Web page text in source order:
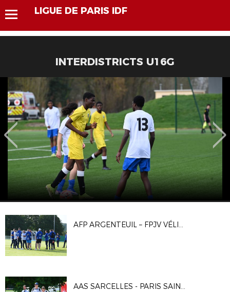
LIGUE DE PARIS IDF
INTERDISTRICTS U16G
AFP ARGENTEUIL – FPJV VÉLIZY 1-1, 4-2 T.A.B.
AAS SARCELLES - PARIS SAINT-GERMAIN 2 0-3